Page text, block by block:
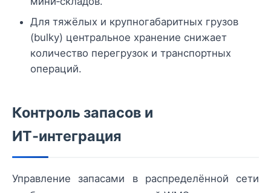
Для тяжёлых и крупногабаритных грузов
(bulky) центральное хранение снижает
количество перегрузок и транспортных
операций.
Контроль запасов и
ИТ‑интеграция
Управление запасами в распределённой сети